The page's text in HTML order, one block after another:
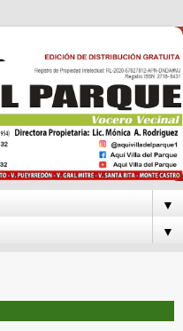
▼
▼